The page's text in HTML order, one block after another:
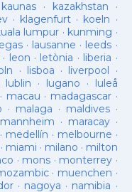
kaunas· kazakhstan ·
· klagenfurt · koeln ·
lumpur · kunming ·
· lausanne · leeds ·
· leon · letònia · liberia ·
· lisboa · liverpool ·
lublin · lugano · luleå
· macau · madagascar·
· malaga · maldives·
mannheim · maracay·
· medellín · melbourne ·
· miami · milano · milton
· mons · monterrey ·
· muenchen ·
· nagoya · namibia ·